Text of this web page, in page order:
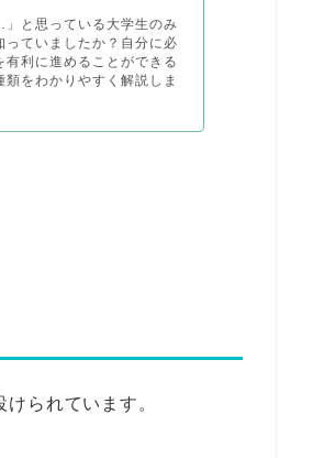
」と思っている大学生のみ
っていましたか？自分に必
利に進めることができる
をわかりやすく解説しま
られています。